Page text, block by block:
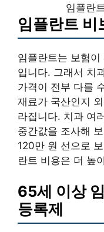
임플란
임플란트 비
임플란트는 보험
입니다. 그래서 치
가격이 전부 다를
재료가 국산인지
라집니다. 치과 여
중간값을 조사해
120만 원 선으로
란트 비용은 더 높
65세 이상
등록제